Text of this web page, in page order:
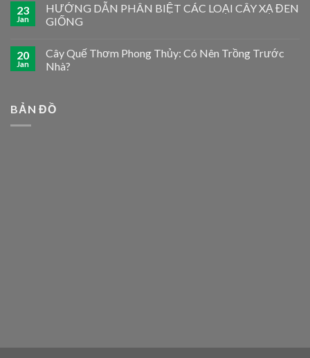
23
Jan
HƯỚNG DẪN PHÂN BIỆT CÁC LOẠI CÂY XẠ ĐEN
GIỐNG
20
Jan
Cây Quế Thơm Phong Thủy: Có Nên Trồng Trước
Nhà?
BẢN ĐỒ